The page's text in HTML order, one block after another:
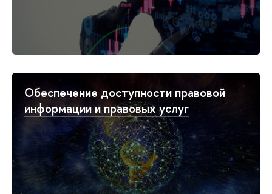
Обеспечение доступности правовой
информации и правовых услуг